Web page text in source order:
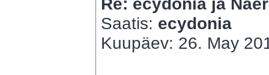
Saatis: ecydonia
Kuupäev: 26. May